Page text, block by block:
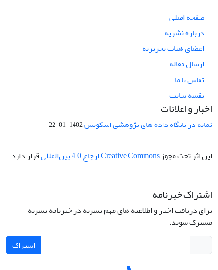
صفحه اصلی
درباره نشریه
اعضای هیات تحریریه
ارسال مقاله
تماس با ما
نقشه سایت
اخبار و اعلانات
نمایه در پایگاه داده های پژوهشی اسکوپس1402-01-22
این اثر تحت مجوز Creative Commons ارجاع 4.0 بین‌المللی قرار دارد.
اشتراک خبرنامه
برای دریافت اخبار و اطلاعیه های مهم نشریه در خبرنامه نشریه
مشترک شوید.
اشتراک